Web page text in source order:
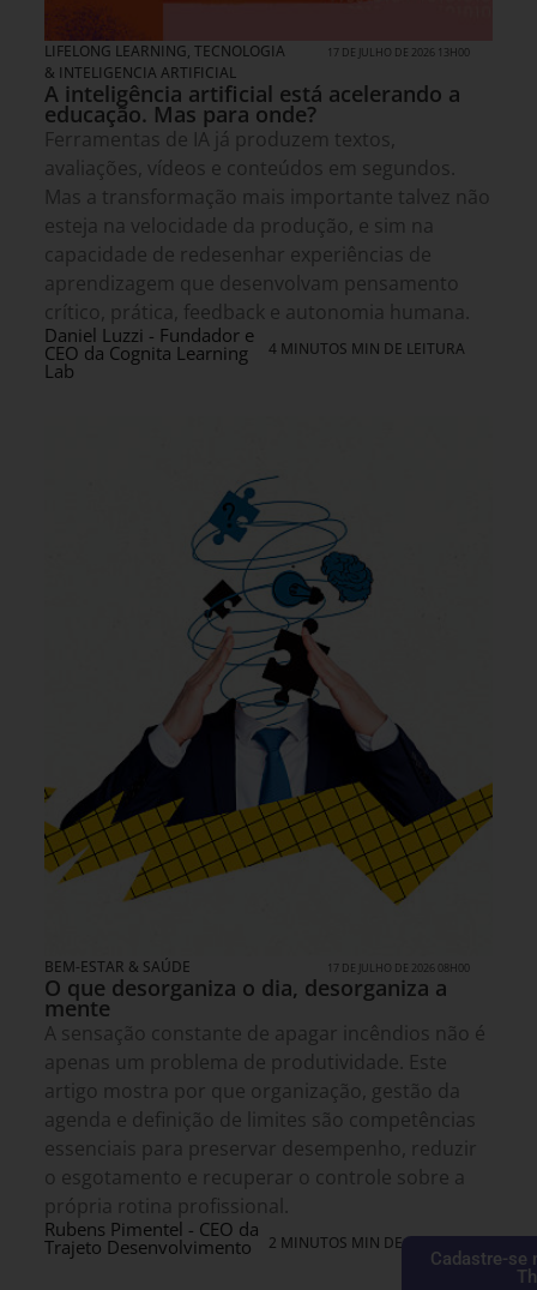
LIFELONG LEARNING, TECNOLOGIA
& INTELIGENCIA ARTIFICIAL
17 DE JULHO DE 2026 13H00
A inteligência artificial está acelerando a
educação. Mas para onde?
Ferramentas de IA já produzem textos,
avaliações, vídeos e conteúdos em segundos.
Mas a transformação mais importante talvez não
esteja na velocidade da produção, e sim na
capacidade de redesenhar experiências de
aprendizagem que desenvolvam pensamento
crítico, prática, feedback e autonomia humana.
Daniel Luzzi - Fundador e
CEO da Cognita Learning
Lab
4 MINUTOS MIN DE LEITURA
BEM-ESTAR & SAÚDE 17 DE JULHO DE 2026 08H00
O que desorganiza o dia, desorganiza a
mente
A sensação constante de apagar incêndios não é
apenas um problema de produtividade. Este
artigo mostra por que organização, gestão da
agenda e definição de limites são competências
essenciais para preservar desempenho, reduzir
o esgotamento e recuperar o controle sobre a
própria rotina profissional.
Rubens Pimentel - CEO da
Trajeto Desenvolvimento 2 MINUTOS MIN DE LEITURA
Cadastre-se